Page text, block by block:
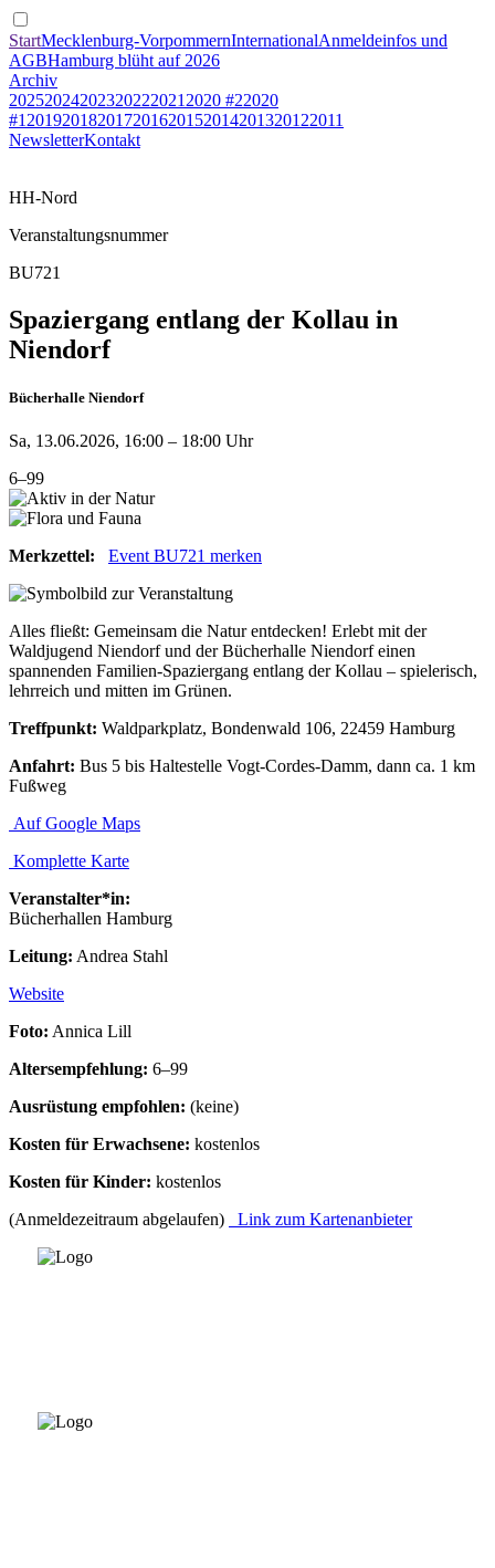
StartMecklenburg-VorpommernInternationalAnmeldeinfos und
AGBHamburg blüht auf 2026
Archiv
20252024202320222021 2020 #22020
#1 201920182017201620152014201320122011
NewsletterKontakt
HH-Nord
Veranstaltungsnummer
BU721
Spaziergang entlang der Kollau in
Niendorf
Bücherhalle Niendorf
Sa, 13.06.2026, 16:00 – 18:00 Uhr
6–99
Merkzettel: Event BU721 merken
Alles fließt: Gemeinsam die Natur entdecken! Erlebt mit der
Waldjugend Niendorf und der Bücherhalle Niendorf einen
spannenden Familien-Spaziergang entlang der Kollau – spielerisch,
lehrreich und mitten im Grünen.
Treffpunkt: Waldparkplatz, Bondenwald 106, 22459 Hamburg
Anfahrt: Bus 5 bis Haltestelle Vogt-Cordes-Damm, dann ca. 1 km
Fußweg
Auf Google Maps
Komplette Karte
Veranstalter*in:
Bücherhallen Hamburg
Leitung: Andrea Stahl
Website
Foto: Annica Lill
Altersempfehlung: 6–99
Ausrüstung empfohlen: (keine)
Kosten für Erwachsene: kostenlos
Kosten für Kinder: kostenlos
(Anmeldezeitraum abgelaufen)
Link zum Kartenanbieter